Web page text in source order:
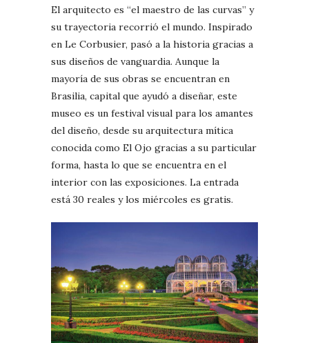
El arquitecto es “el maestro de las curvas” y
su trayectoria recorrió el mundo. Inspirado
en Le Corbusier, pasó a la historia gracias a
sus diseños de vanguardia. Aunque la
mayoría de sus obras se encuentran en
Brasilia, capital que ayudó a diseñar, este
museo es un festival visual para los amantes
del diseño, desde su arquitectura mítica
conocida como El Ojo gracias a su particular
forma, hasta lo que se encuentra en el
interior con las exposiciones. La entrada
está 30 reales y los miércoles es gratis.